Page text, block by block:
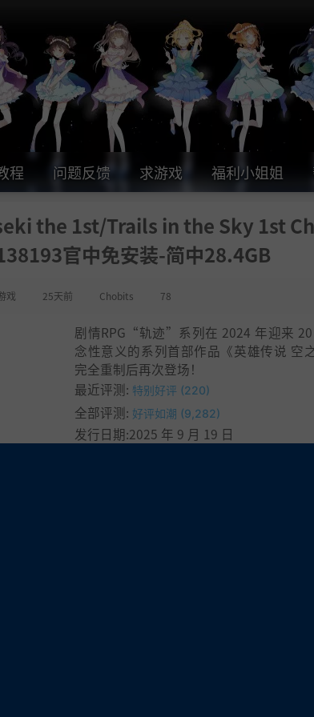
程 问题反馈 求游戏 福利小姐姐
the 1st/Trails in the Sky 1st
官中免安装-简中28.4GB
戏 25天前 Chobits 78
剧情RPG“轨迹”系列在 2024 年迎来
念性意义的系列首部作品《英雄传说 空
完全重制后再次登场！
最近评测: 特别好评 (220)
全部评测: 好评如潮 (9,282)
发行日期:2025 年 9 月 19 日